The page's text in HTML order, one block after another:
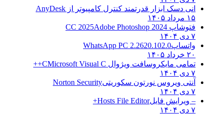
انی دسک ابزار قدرتمند کنترل کامپیوتر از AnyDesk
فتوشاپ CC 2025Adobe Photoshop 2024
واتساپWhatsApp PC 2.2620.102.0
تمامی مایکروسافت ویژوال CMicrosoft Visual C++
آنتی ویروس نورتون سکوریتی Norton Security
– ویرایش فایلHosts File Editor+